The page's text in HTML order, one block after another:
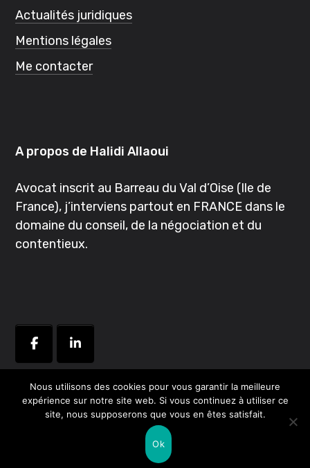
Actualités juridiques
Mentions légales
Me contacter
A propos de Halidi Allaoui
Avocat inscrit au Barreau du Val d’Oise (Ile de
France), j’interviens partout en FRANCE dans le
domaine du conseil, de la négociation et du
contentieux.
Copyright © 2024 Adel M'Chindra SlyZ STUDIO| Mentions
légales
Nous utilisons des cookies pour vous garantir la meilleure
expérience sur notre site web. Si vous continuez à utiliser ce
site, nous supposerons que vous en êtes satisfait.
Ok